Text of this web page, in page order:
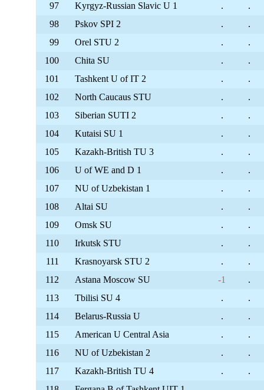
97 Kyrgyz-Russian Slavic U 1 .
.
98
Pskov SPI 2 .
.
99
Orel STU 2 .
.
100
Chita SU .
.
101
Tashkent U of IT 2 .
.
102
North Caucaus STU .
.
103
Siberian SUTI 2 .
.
104
Kutaisi SU 1 .
.
105
Kazakh-British TU 3 .
.
106
U of WE and D 1 .
.
107
NU of Uzbekistan 1 .
.
108
Altai SU .
.
109
Omsk SU .
.
110
Irkutsk STU .
.
111
Krasnoyarsk STU 2 .
.
112
Astana Moscow SU -1
.
113
Tbilisi SU 4 .
.
114
Belarus-Russia U .
.
115
American U Central Asia .
.
116
NU of Uzbekistan 2 .
.
117
Kazakh-British TU 4 .
.